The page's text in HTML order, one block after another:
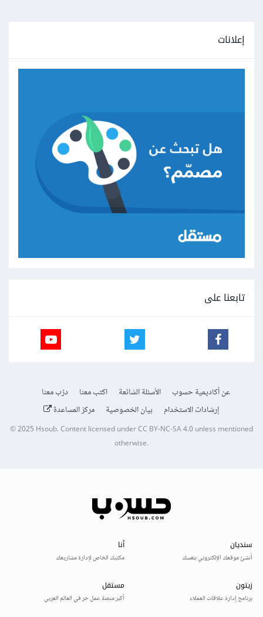
إعلانات
تابعنا على
عن أكاديمية حسوب الأسئلة الشائعة اكتب معنا
درّب معنا
إرشادات الاستخدام
بيان الخصوصية مركز المساعدة
© 2025Hsoub.Content licensed underCC BY-NC-SA 4.0unless mentioned
otherwise.